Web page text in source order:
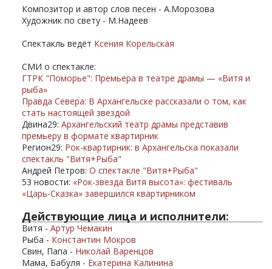
Композитор и автор слов песен - А.Морозова
Художник по свету - М.Надеев
Спектакль ведёт Ксения Корельская
СМИ о спектакле:
ГТРК "Поморье": Премьера в театре драмы — «Витя и
рыба»
Правда Севера: В Архангельске рассказали о том, как
стать настоящей звездой
Двина29: Архангельский театр драмы представив
премьеру в формате квартирник
Регион29: Рок-квартирник: в Архангельска показали
спектакль "Витя+Рыба"
Андрей Петров: О спектакле "Витя+Рыба"
53 новости: «Рок-звезда Витя высота»: фестиваль
«Царь-Сказка» завершился квартирником
Действующие лица и исполнители:
Витя - Артур Чемакин
Рыба - Константин Мокров
Свин, Папа - Николай Варенцов
Мама, Бабуля - Екатерина Калинина